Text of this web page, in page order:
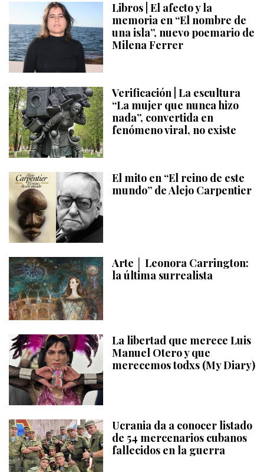
Libros | El afecto y la
memoria en “El nombre de
una isla”, nuevo poemario de
Milena Ferrer
Verificación | La escultura
“La mujer que nunca hizo
nada”, convertida en
fenómeno viral, no existe
El mito en “El reino de este
mundo” de Alejo Carpentier
Arte │ Leonora Carrington:
la última surrealista
La libertad que merece Luis
Manuel Otero y que
merecemos todxs (My Diary)
Ucrania da a conocer listado
de 54 mercenarios cubanos
fallecidos en la guerra